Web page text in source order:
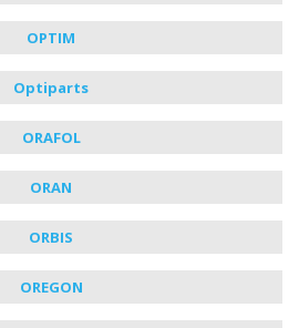
OPTIM
Optiparts
ORAFOL
ORAN
ORBIS
OREGON